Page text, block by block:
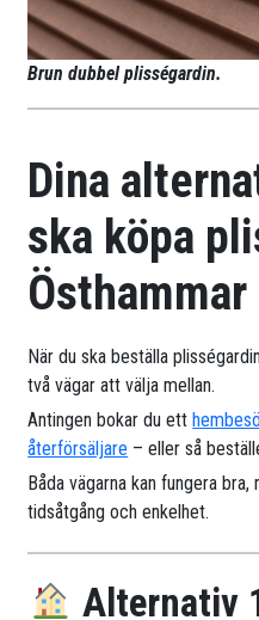
Brun dubbel plisségardin.
Dina
ska köpa
Östhammar
När du ska beställa
två vägar att välja mellan.
Antingen bokar du ett
återförsäljare – eller så
Båda vägarna kan fungera
tidsåtgång och enkelhet.
Alternativ